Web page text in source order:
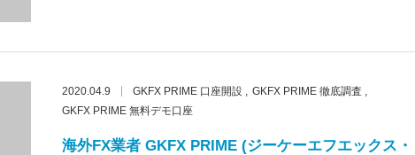
2020.04.9 GKFX PRIME 口座開設
GKFX PRIME 徹底調査
GKFX PRIME 無料デモ口座
海外FX業者 GKFX PRIME (ジーケーエフエックス・